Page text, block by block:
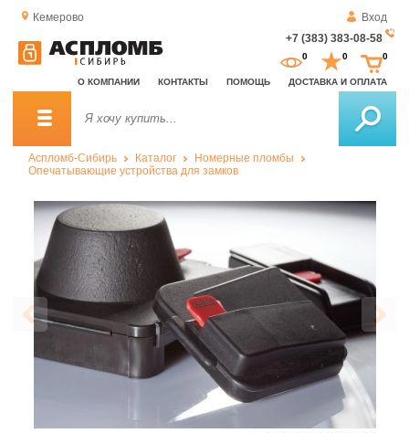
Кемерово
Вход
+7 (383) 383-08-58
О КОМПАНИИ КОНТАКТЫ ПОМОЩЬ ДОСТАВКА И ОПЛАТА
0 0 0
Аспломб-Сибирь Каталог
Номерные пломбы
Опечатывающие устройства для замков